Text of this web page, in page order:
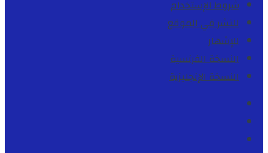
شروط الإستخدام
للنشر في الموقع
للإشهار
النسخة الفرنسية
النسخة الإنجليزية